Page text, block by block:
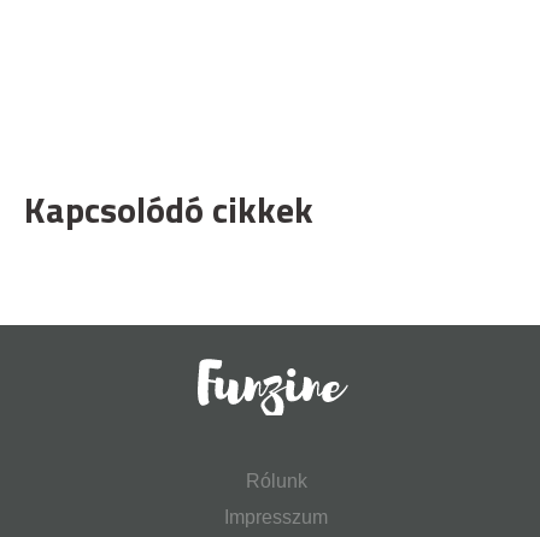
Kapcsolódó cikkek
Rólunk
Impresszum